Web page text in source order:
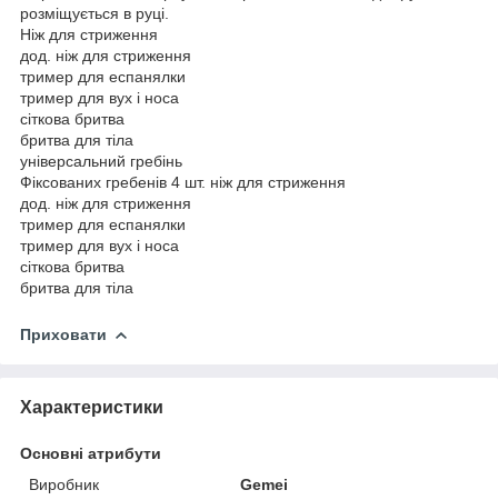
розміщується в руці.
Ніж для стриження
дод. ніж для стриження
тример для еспанялки
тример для вух і носа
сіткова бритва
бритва для тіла
універсальний гребінь
Фіксованих гребенів 4 шт. ніж для стриження
дод. ніж для стриження
тример для еспанялки
тример для вух і носа
сіткова бритва
бритва для тіла
Приховати
Характеристики
Основні атрибути
Виробник
Gemei